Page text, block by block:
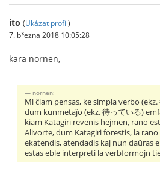
ito (Ukázat profil)
7. března 2018 10:05:28
kara nornen,
nornen:
Mi ĉiam pensas, ke simpla verbo
dum kunmetaĵo (ekz. 待っている)
kiam Katagiri revenis hejmen, rano
Alivorte, dum Katagiri forestis, la
ekatendis, atendadis kaj nun daŭras
estas eble interpreti la verbformojn